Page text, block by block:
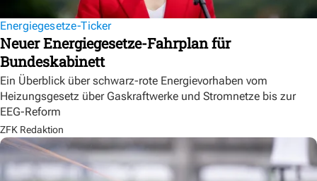
Energiegesetze-Ticker
Neuer Energiegesetze-Fahrplan für
Bundeskabinett
Ein Überblick über schwarz-rote Energievorhaben vom
Heizungsgesetz über Gaskraftwerke und Stromnetze bis zur
EEG-Reform
ZFK Redaktion